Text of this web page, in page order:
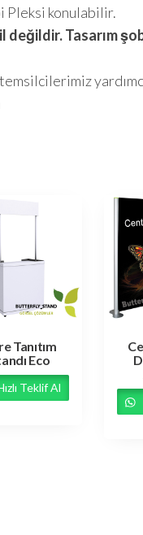
Pleksi konulabilir.
değildir. Tasarım
Tanıtım
Eco
Teklif Al